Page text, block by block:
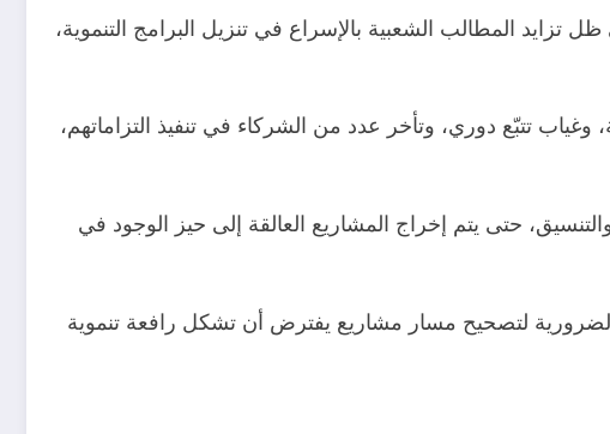
المطالب الشعبية بالإسراع في تنزيل البرامج التنموية،
تتبّع دوري، وتأخر عدد من الشركاء في تنفيذ التزاماتهم،
حتى يتم إخراج المشاريع العالقة إلى حيز الوجود في
الضرورية لتصحيح مسار مشاريع يفترض أن تشكل رافعة تنموية